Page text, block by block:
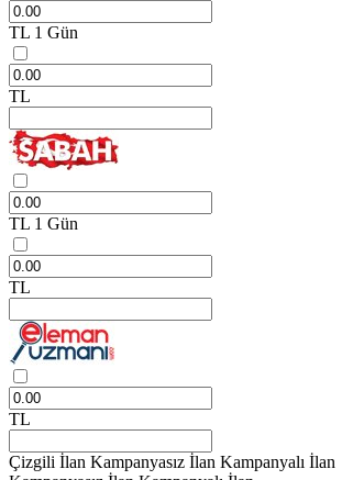
TL 1 Gün
TL
TL 1 Gün
TL
TL
Çizgili İlan Kampanyasız İlan Kampanyalı İlan